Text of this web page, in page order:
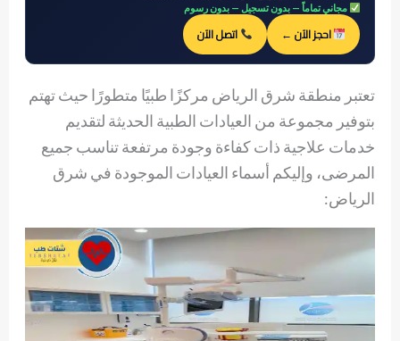
مجاني تماماً — بدون تسجيل — بدون رسوم
احجز الآن ← اتصل الآن
تعتبر منطقة شرق الرياض مركزًا طبيًا متطورًا حيث تهتم
بتوفير مجموعة من العيادات الطبية الحديثة لتقديم
خدمات علاجية ذات كفاءة وجودة مرتفعة تناسب جميع
المرضى، وإليكم أسماء العيادات الموجودة في شرق
الرياض: